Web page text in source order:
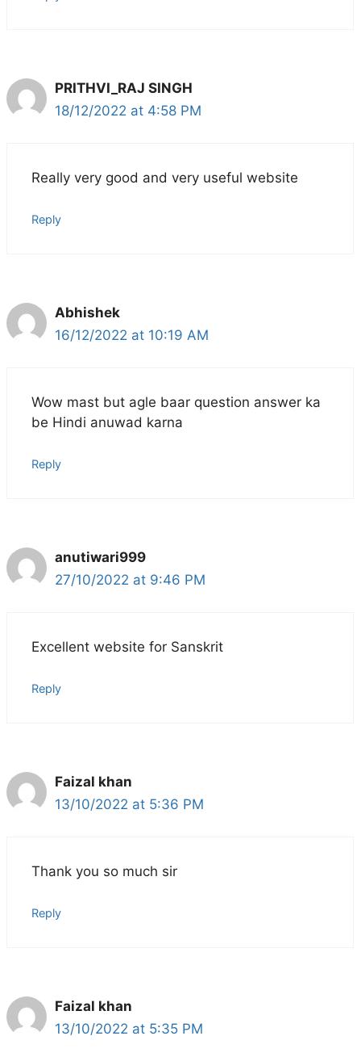
PRITHVI_RAJ SINGH
18/12/2022 at 4:58 PM
Really very good and very useful website
Reply
Abhishek
16/12/2022 at 10:19 AM
Wow mast but agle baar question answer ka
be Hindi anuwad karna
Reply
anutiwari999
27/10/2022 at 9:46 PM
Excellent website for Sanskrit
Reply
Faizal khan
13/10/2022 at 5:36 PM
Thank you so much sir
Reply
Faizal khan
13/10/2022 at 5:35 PM